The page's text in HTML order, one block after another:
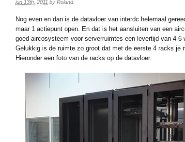
jun 13th, 2011 by Roland.
Nog even en dan is de datavloer van interdc helemaal
maar 1 actiepunt open. En dat is het aansluiten van een
goed aircosysteem voor serverruimtes een levertijd van 4-6
Gelukkig is de ruimte zo groot dat met de eerste 4 racks je
Hieronder een foto van de racks op de datavloer.